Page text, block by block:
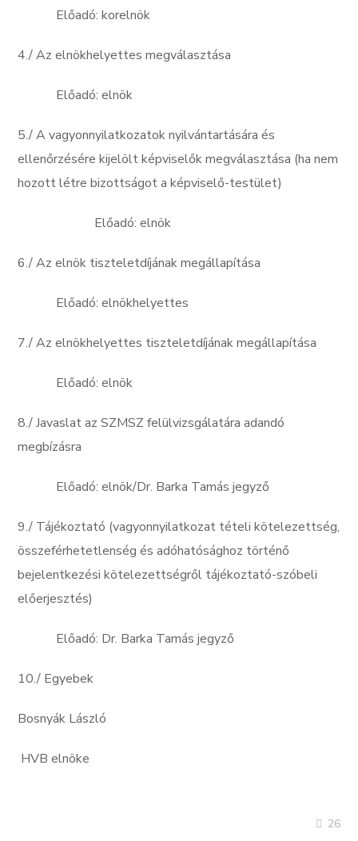
Előadó: korelnök
4./ Az elnökhelyettes megválasztása
Előadó: elnök
5./ A vagyonnyilatkozatok nyilvántartására és
ellenőrzésére kijelölt képviselők megválasztása (ha nem
hozott létre bizottságot a képviselő-testület)
Előadó: elnök
6./ Az elnök tiszteletdíjának megállapítása
Előadó: elnökhelyettes
7./ Az elnökhelyettes tiszteletdíjának megállapítása
Előadó: elnök
8./ Javaslat az SZMSZ felülvizsgálatára adandó
megbízásra
Előadó: elnök/Dr. Barka Tamás jegyző
9./ Tájékoztató (vagyonnyilatkozat tételi kötelezettség,
összeférhetetlenség és adóhatósághoz történő
bejelentkezési kötelezettségről tájékoztató-szóbeli
előerjesztés)
Előadó: Dr. Barka Tamás jegyző
10./ Egyebek
Bosnyák László
HVB elnöke
26